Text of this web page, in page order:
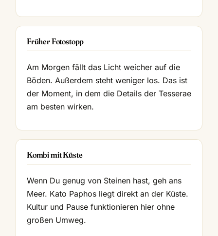
Früher Fotostopp
Am Morgen fällt das Licht weicher auf die
Böden. Außerdem steht weniger los. Das ist
der Moment, in dem die Details der Tesserae
am besten wirken.
Kombi mit Küste
Wenn Du genug von Steinen hast, geh ans
Meer. Kato Paphos liegt direkt an der Küste.
Kultur und Pause funktionieren hier ohne
großen Umweg.